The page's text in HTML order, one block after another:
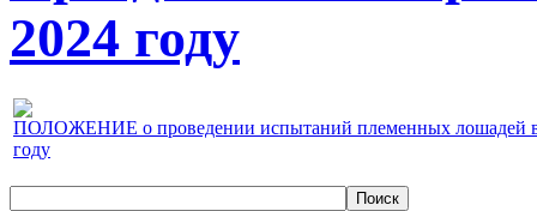
2024 году
ПОЛОЖЕНИЕ о проведении испытаний племенных лошадей
году